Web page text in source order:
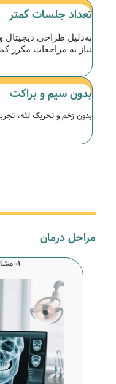
تعداد جلسات کمتر
به‌دلیل طراحی دیجیتال
نیاز به مراجعات مکرر
بدون سیم و براکت
بدون زخم و تحریک لثه،
مراحل درمان
1- مشاوره اولیه و معاینه کامل